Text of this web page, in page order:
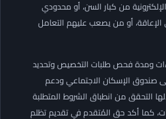
من كبار السن، أو محدودي
الإعاقة، أو من يصعب عليهم التعامل
ومدة فحص طلبات التخصيص وتحديد
صندوق الإسكان الاجتماعي ودعم
التحقق من انطباق الشروط المتطلبة
كما أكد حق المُتقدم في تقديم تظلم